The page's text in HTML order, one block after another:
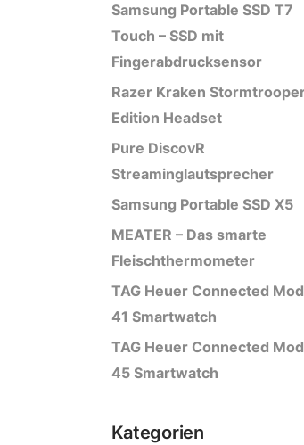
Samsung Portable SSD T7
Touch – SSD mit
Fingerabdrucksensor
Razer Kraken
Edition Headset
Pure DiscovR
Streaminglautsprecher
Samsung Portable SSD X5
MEATER – Das smarte
Fleischthermometer
TAG Heuer Connected
41 Smartwatch
TAG Heuer Connected
45 Smartwatch
Kategorien